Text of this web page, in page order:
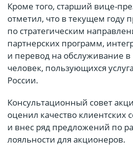
Кроме того, старший вице-
отметил, что в текущем году
по стратегическим
партнерских программ,
и перевод на обслуживание
человек, пользующихся
России.
Консультационный совет
оценил качество клиентских
и внес ряд предложений по
лояльности для акционеров.